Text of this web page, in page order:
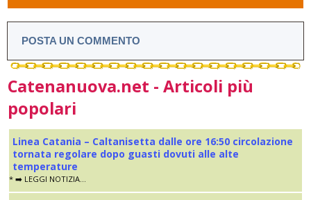
POSTA UN COMMENTO
Catenanuova.net - Articoli più
popolari
Linea Catania – Caltanisetta dalle ore 16:50 circolazione
tornata regolare dopo guasti dovuti alle alte
temperature
* ➡️ LEGGI NOTIZIA...